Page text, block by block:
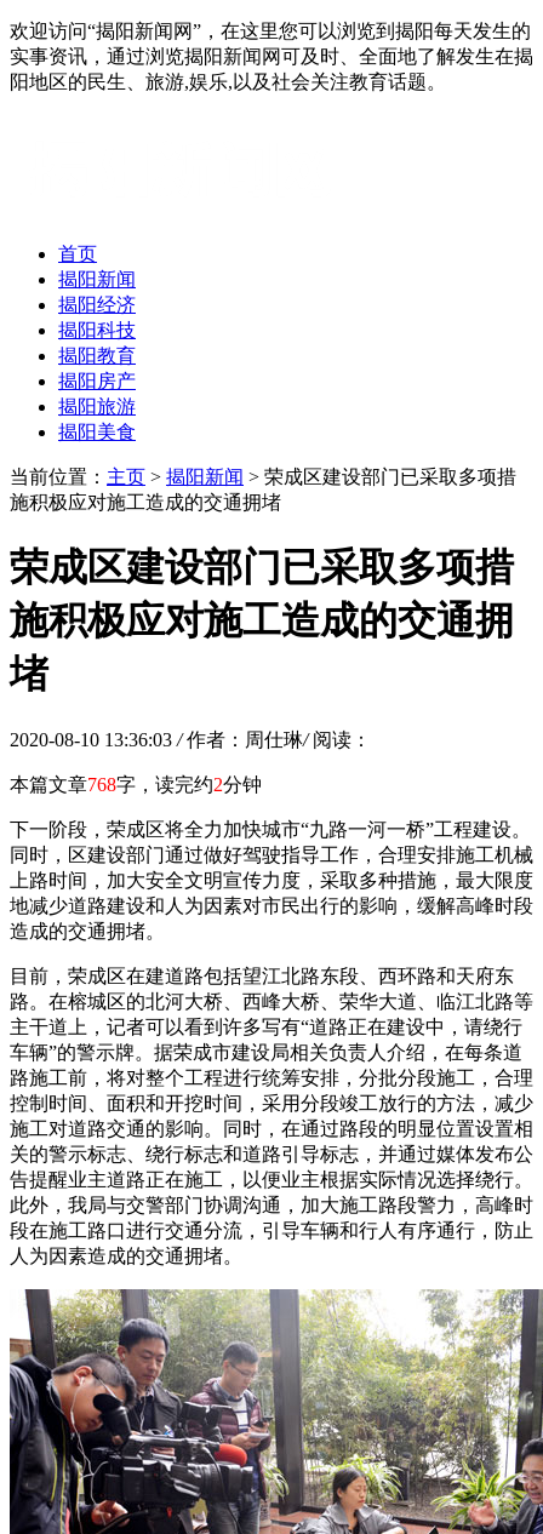
欢迎访问“揭阳新闻网”，在这里您可以浏览到揭阳每天发生的
实事资讯，通过浏览揭阳新闻网可及时、全面地了解发生在揭
阳地区的民生、旅游,娱乐,以及社会关注教育话题。
首页
揭阳新闻
揭阳经济
揭阳科技
揭阳教育
揭阳房产
揭阳旅游
揭阳美食
当前位置： 主页 > 揭阳新闻 > 荣成区建设部门已采取多项措
施积极应对施工造成的交通拥堵
荣成区建设部门已采取多项措
施积极应对施工造成的交通拥
堵
2020-08-10 13:36:03 / 作者：周仕琳/ 阅读：
本篇文章768字，读完约2分钟
下一阶段，荣成区将全力加快城市“九路一河一桥”工程建设。
同时，区建设部门通过做好驾驶指导工作，合理安排施工机械
上路时间，加大安全文明宣传力度，采取多种措施，最大限度
地减少道路建设和人为因素对市民出行的影响，缓解高峰时段
造成的交通拥堵。
目前，荣成区在建道路包括望江北路东段、西环路和天府东
路。在榕城区的北河大桥、西峰大桥、荣华大道、临江北路等
主干道上，记者可以看到许多写有“道路正在建设中，请绕行
车辆”的警示牌。据荣成市建设局相关负责人介绍，在每条道
路施工前，将对整个工程进行统筹安排，分批分段施工，合理
控制时间、面积和开挖时间，采用分段竣工放行的方法，减少
施工对道路交通的影响。同时，在通过路段的明显位置设置相
关的警示标志、绕行标志和道路引导标志，并通过媒体发布公
告提醒业主道路正在施工，以便业主根据实际情况选择绕行。
此外，我局与交警部门协调沟通，加大施工路段警力，高峰时
段在施工路口进行交通分流，引导车辆和行人有序通行，防止
人为因素造成的交通拥堵。